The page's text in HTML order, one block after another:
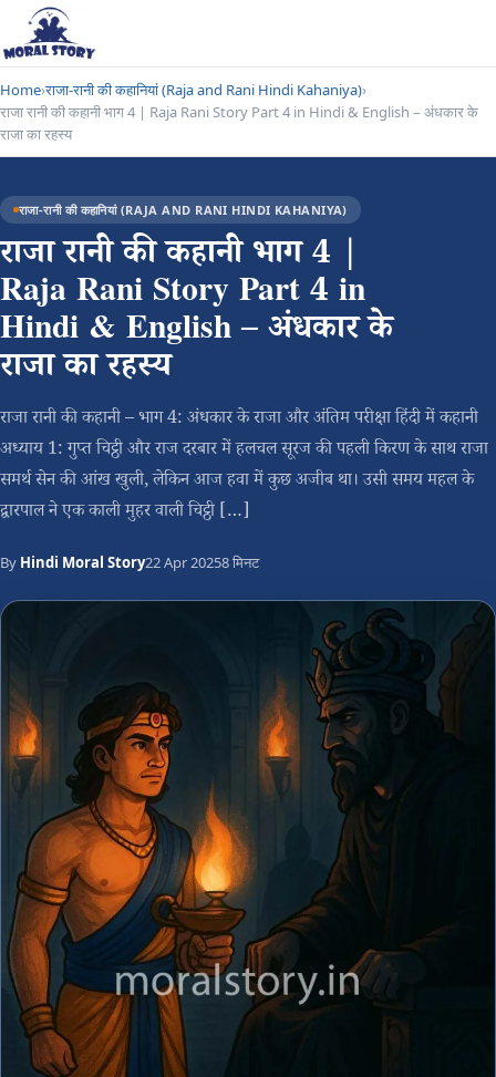
Home›राजा-रानी की कहानियां (Raja and Rani Hindi Kahaniya)›
राजा रानी की कहानी भाग 4 | Raja Rani Story Part 4 in Hindi & English – अंधकार के
राजा का रहस्य
राजा-रानी की कहानियां (RAJA AND RANI HINDI KAHANIYA)
राजा रानी की कहानी भाग 4 |
Raja Rani Story Part 4 in
Hindi & English – अंधकार के
राजा का रहस्य
राजा रानी की कहानी – भाग 4: अंधकार के राजा और अंतिम परीक्षा हिंदी में कहानी
अध्याय 1: गुप्त चिट्ठी और राज दरबार में हलचल सूरज की पहली किरण के साथ राजा
समर्थ सेन की आंख खुली, लेकिन आज हवा में कुछ अजीब था। उसी समय महल के
द्वारपाल ने एक काली मुहर वाली चिट्ठी […]
By Hindi Moral Story22 Apr 20258 मिनट